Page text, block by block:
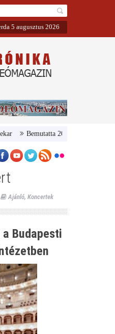
5 augusztus 2026
Bemutatta 2024/25-ös évadát a
Ajánló, Koncertek
Budapesti